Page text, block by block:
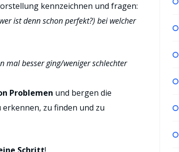
kennzeichnen und fragen:
ist denn schon perfekt?) bei welcher
mal besser ging/weniger schlechter
Problemen und bergen die
erkennen, zu finden und zu